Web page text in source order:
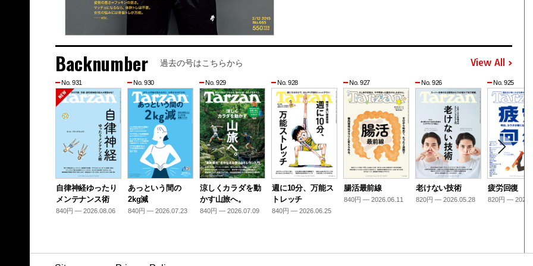
Backnumber 過去の号はこちらから View All
No. 931
自律神経ゆったり
メンテナンス術
840円 — 2026.08.06
No. 930
あっという間の
2kg減
840円 — 2026.07.23
No. 929
涼しくカラダを動
かす山旅へ。
840円 — 2026.07.09
No. 928
週に10分、万能ス
トレッチ
840円 — 2026.06.25
No. 927
腸活最前線
840円 — 2026.06.11
No. 926
老けない技術
820円 — 2026.05.28
No. 925
疲労回復
820円 —